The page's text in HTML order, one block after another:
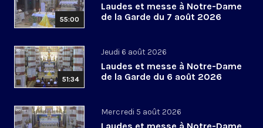
55:00
Laudes et messe à Notre-Dame
de la Garde du 7 août 2026
51:34
Jeudi 6 août 2026
Laudes et messe à Notre-Dame
de la Garde du 6 août 2026
Mercredi 5 août 2026